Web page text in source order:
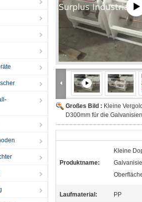
Großes Bild : Kleine
D300mm für die
Produktname:
Kleine
Laufmaterial: PP